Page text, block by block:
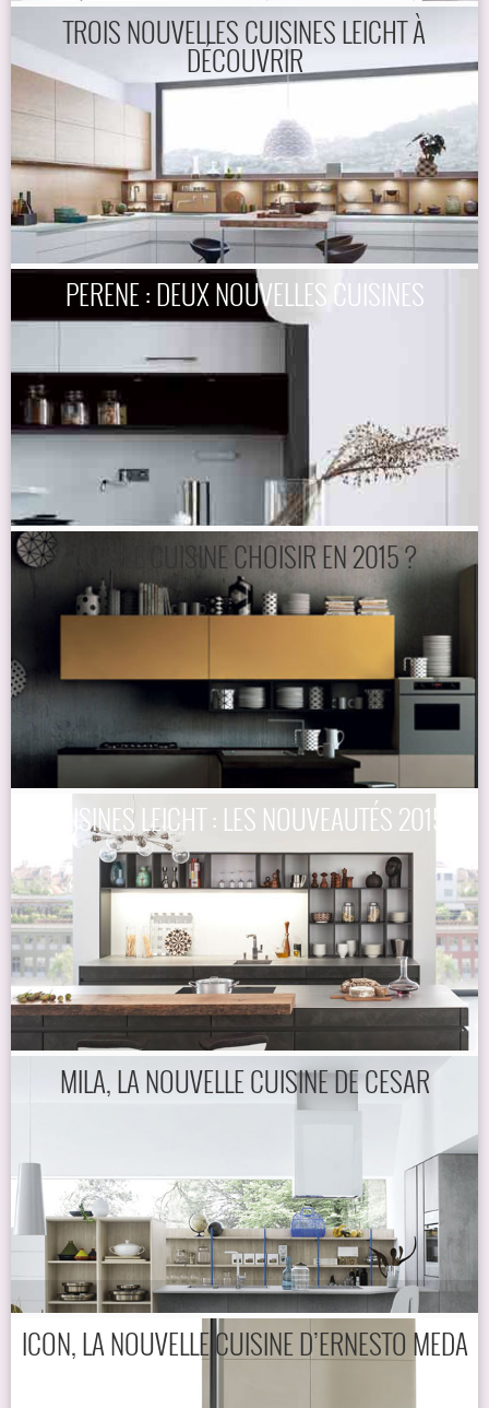
TROIS NOUVELLES CUISINES LEICHT À
DÉCOUVRIR
PERENE : DEUX NOUVELLES CUISINES
QUELLE CUISINE CHOISIR EN 2015 ?
CUISINES LEICHT : LES NOUVEAUTÉS 2015
MILA, LA NOUVELLE CUISINE DE CESAR
ICON, LA NOUVELLE CUISINE D’ERNESTO MEDA